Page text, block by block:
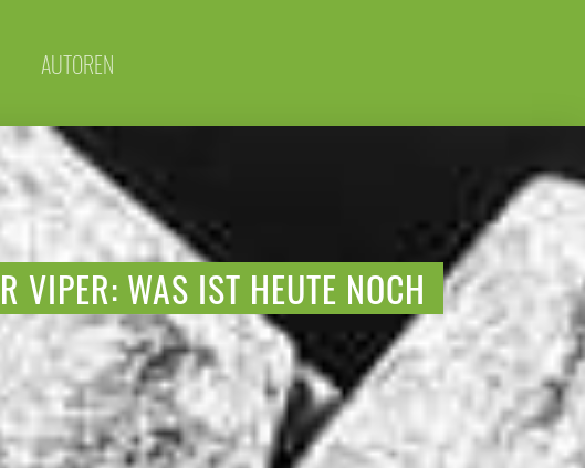
AUTOREN
VIPER: WAS IST HEUTE NOCH